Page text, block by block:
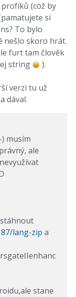
(což by
si
To bylo
nešlo skoro hrát.
furt tam člověk
string
).
verzi tu už
dával.
musím
ale
lang-zip a
stane